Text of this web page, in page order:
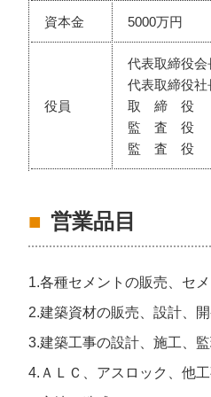
資本金 5000万円
役員
代表取締役
代表取締役
取 締 役
監 査
監 査 役
営業品目
1.各種セメントの販売、セ
2.建築資材の販売、設計、
3.建築工事の設計、施工、
4.ＡＬＣ、アスロック、他